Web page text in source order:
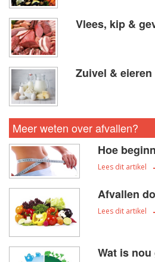
Vlees, kip &
Zuivel & eieren
Meer weten over afvallen?
Hoe
Lees dit artikel
Afvallen
Lees dit artikel
Wat is